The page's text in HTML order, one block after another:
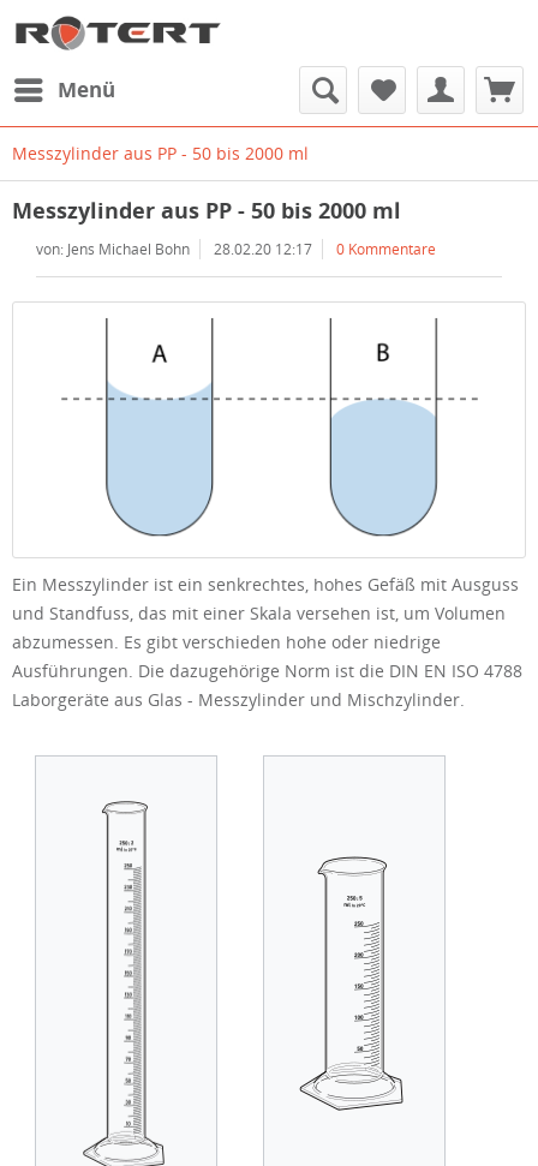
Menü
Messzylinder aus PP - 50 bis 2000 ml
Messzylinder aus PP - 50 bis 2000 ml
von: Jens Michael Bohn 28.02.20 12:17 0 Kommentare
Ein Messzylinder ist ein senkrechtes, hohes Gefäß mit Ausguss
und Standfuss, das mit einer Skala versehen ist, um Volumen
abzumessen. Es gibt verschieden hohe oder niedrige
Ausführungen. Die dazugehörige Norm ist die DIN EN ISO 4788
Laborgeräte aus Glas - Messzylinder und Mischzylinder.